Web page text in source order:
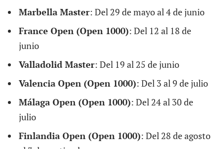
Marbella Master: Del 29 de mayo al 4 de junio
France Open (Open 1000): Del 12 al 18 de
junio
Valladolid Master: Del 19 al 25 de junio
Valencia Open (Open 1000): Del 3 al 9 de julio
Málaga Open (Open 1000): Del 24 al 30 de
julio
Finlandia Open (Open 1000): Del 28 de agosto